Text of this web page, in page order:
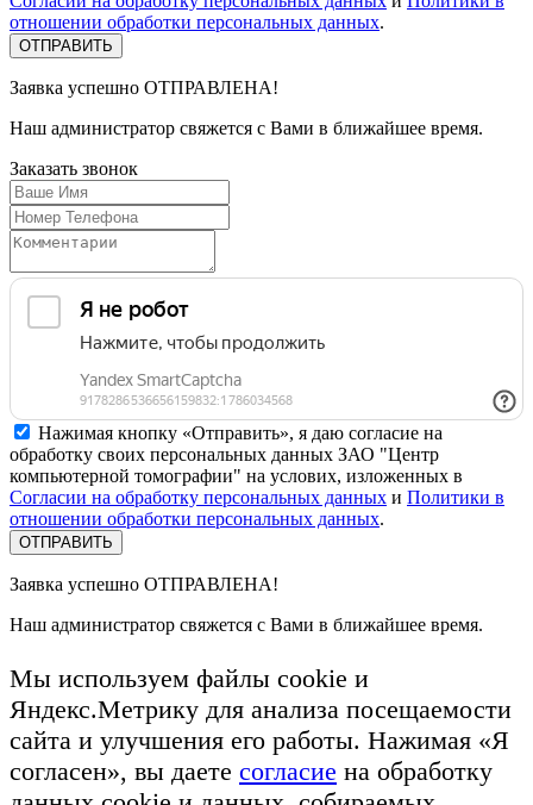
отношении обработки персональных данных.
Заявка успешно ОТПРАВЛЕНА!
Наш администратор свяжется с Вами в ближайшее время.
Заказать звонок
Нажимая кнопку «Отправить», я даю согласие на
обработку своих персональных данных ЗАО "Центр
компьютерной томографии" на услових, изложенных в
Согласии на обработку персональных данных и Политики в
отношении обработки персональных данных.
Заявка успешно ОТПРАВЛЕНА!
Наш администратор свяжется с Вами в ближайшее время.
Мы используем файлы cookie и
Яндекс.Метрику для анализа посещаемости
сайта и улучшения его работы. Нажимая «Я
согласен», вы даете согласие на обработку